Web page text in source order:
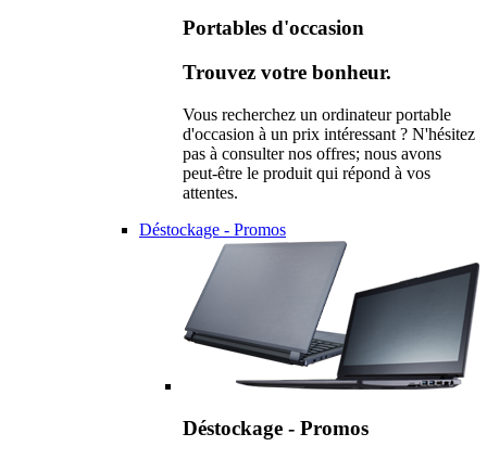
Portables d'occasion
Trouvez votre bonheur.
Vous recherchez un ordinateur portable
d'occasion à un prix intéressant ? N'hésitez
pas à consulter nos offres; nous avons
peut-être le produit qui répond à vos
attentes.
Déstockage - Promos
Déstockage - Promos